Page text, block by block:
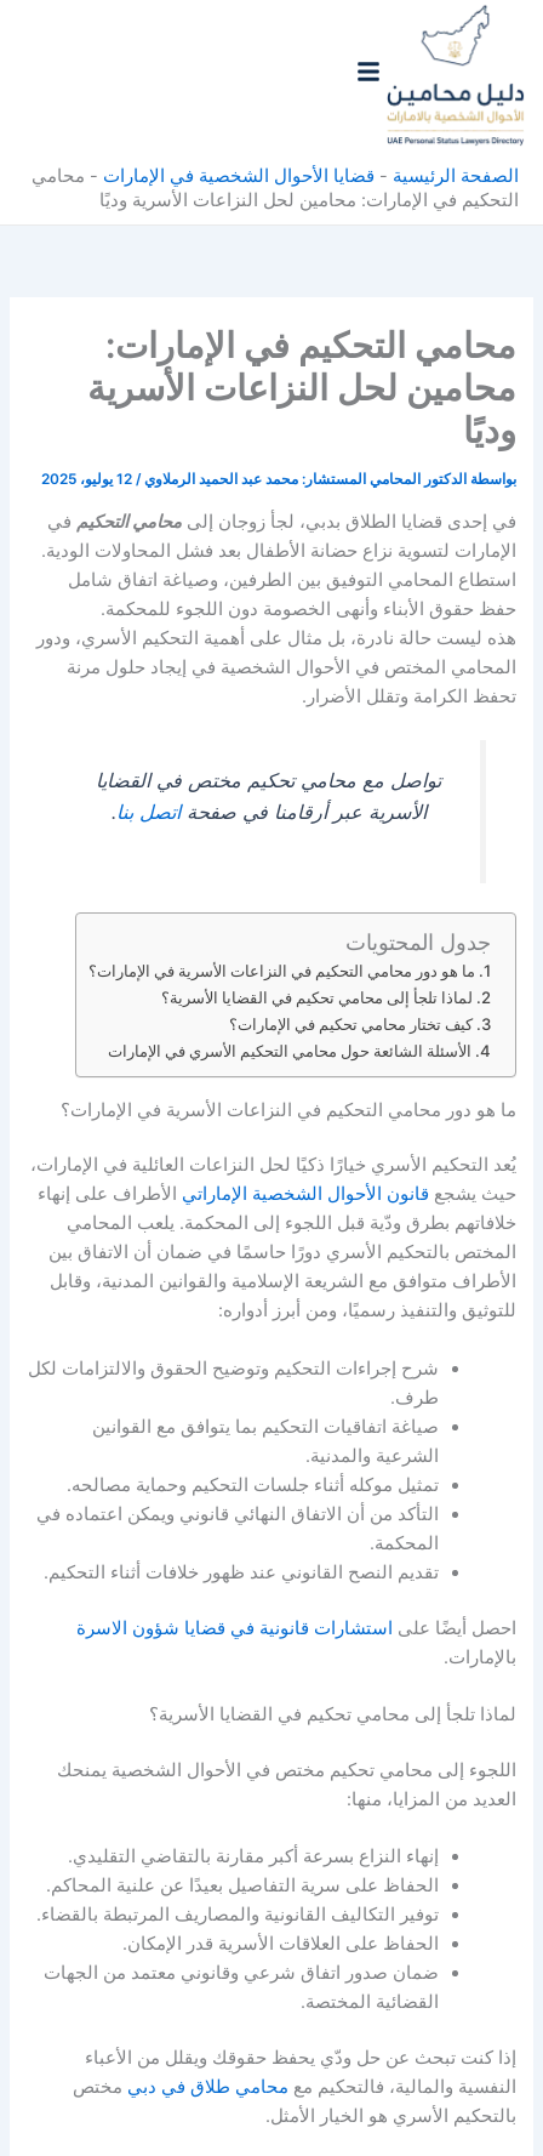
الصفحة الرئيسية - قضايا الأحوال الشخصية في الإمارات - محامي
التحكيم في الإمارات: محامين لحل النزاعات الأسرية وديًا
محامي التحكيم في الإمارات:
محامين لحل النزاعات الأسرية
وديًا
بواسطة الدكتور المحامي المستشار: محمد عبد الحميد الرملاوي/12 يوليو، 2025
في إحدى قضايا الطلاق بدبي، لجأ زوجان إلىمحامي التحكيم في
الإمارات لتسوية نزاع حضانة الأطفال بعد فشل المحاولات الودية.
استطاع المحامي التوفيق بين الطرفين، وصياغة اتفاق شامل
حفظ حقوق الأبناء وأنهى الخصومة دون اللجوء للمحكمة.
هذه ليست حالة نادرة، بل مثال على أهمية التحكيم الأسري، ودور
المحامي المختص في الأحوال الشخصية في إيجاد حلول مرنة
تحفظ الكرامة وتقلل الأضرار.
تواصل مع محامي تحكيم مختص في القضايا
الأسرية عبر أرقامنا في صفحةاتصل بنا.
جدول المحتويات
ما هو دور محامي التحكيم في النزاعات الأسرية في الإمارات؟
لماذا تلجأ إلى محامي تحكيم في القضايا الأسرية؟
كيف تختار محامي تحكيم في الإمارات؟
الأسئلة الشائعة حول محامي التحكيم الأسري في الإمارات
ما هو دور محامي التحكيم في النزاعات الأسرية في الإمارات؟
يُعد التحكيم الأسري خيارًا ذكيًا لحل النزاعات العائلية في الإمارات،
حيث يشجع قانون الأحوال الشخصية الإماراتي الأطراف على إنهاء
خلافاتهم بطرق ودّية قبل اللجوء إلى المحكمة. يلعب المحامي
المختص بالتحكيم الأسري دورًا حاسمًا في ضمان أن الاتفاق بين
الأطراف متوافق مع الشريعة الإسلامية والقوانين المدنية، وقابل
للتوثيق والتنفيذ رسميًا، ومن أبرز أدواره:
شرح إجراءات التحكيم وتوضيح الحقوق والالتزامات لكل
طرف.
صياغة اتفاقيات التحكيم بما يتوافق مع القوانين
الشرعية والمدنية.
تمثيل موكله أثناء جلسات التحكيم وحماية مصالحه.
التأكد من أن الاتفاق النهائي قانوني ويمكن اعتماده في
المحكمة.
تقديم النصح القانوني عند ظهور خلافات أثناء التحكيم.
احصل أيضًا على استشارات قانونية في قضايا شؤون الاسرة
بالإمارات.
لماذا تلجأ إلى محامي تحكيم في القضايا الأسرية؟
اللجوء إلى محامي تحكيم مختص في الأحوال الشخصية يمنحك
العديد من المزايا، منها:
إنهاء النزاع بسرعة أكبر مقارنة بالتقاضي التقليدي.
الحفاظ على سرية التفاصيل بعيدًا عن علنية المحاكم.
توفير التكاليف القانونية والمصاريف المرتبطة بالقضاء.
الحفاظ على العلاقات الأسرية قدر الإمكان.
ضمان صدور اتفاق شرعي وقانوني معتمد من الجهات
القضائية المختصة.
إذا كنت تبحث عن حل ودّي يحفظ حقوقك ويقلل من الأعباء
النفسية والمالية، فالتحكيم مع محامي طلاق في دبي مختص
بالتحكيم الأسري هو الخيار الأمثل.